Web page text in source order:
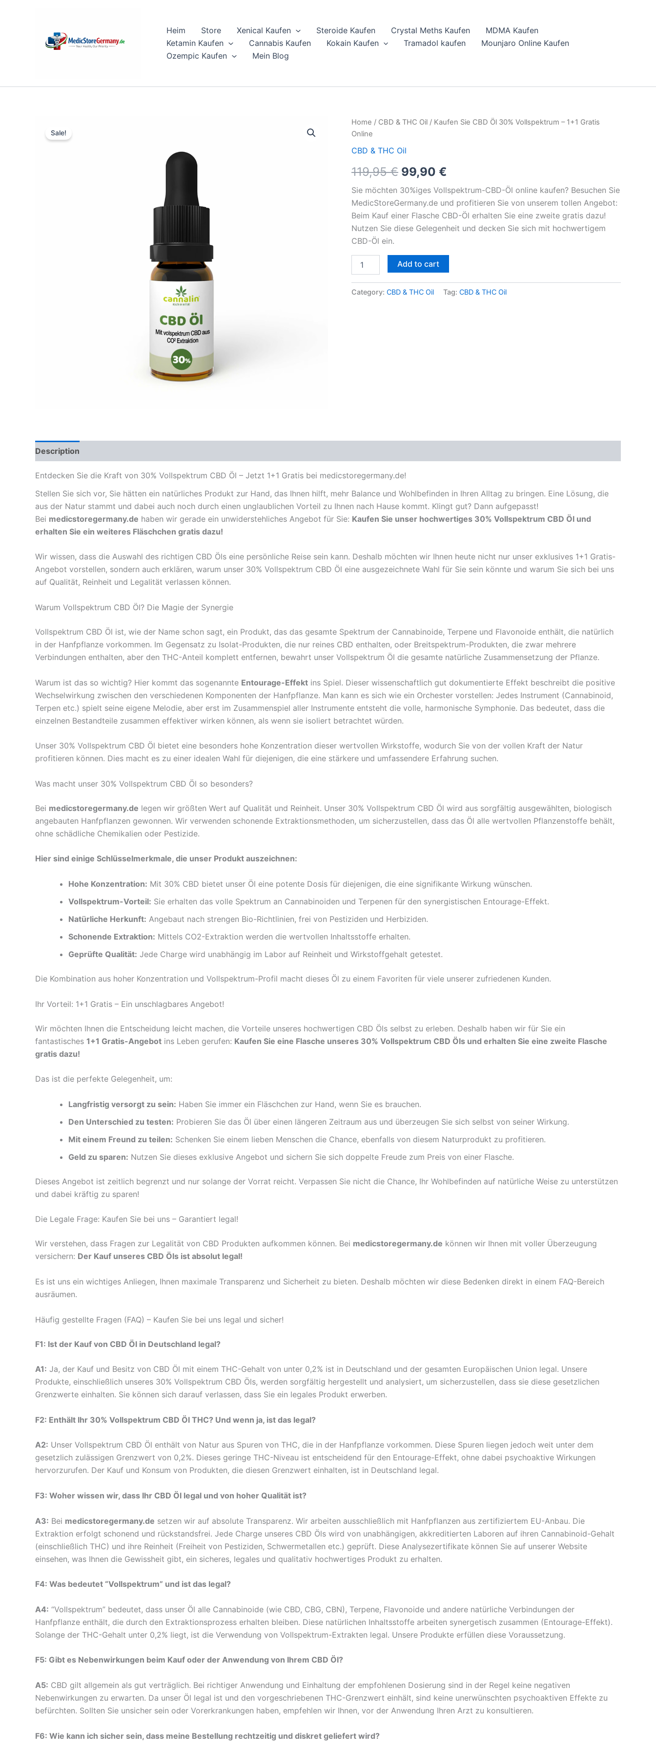
Heim Store Xenical Kaufen Steroide Kaufen Crystal Meths Kaufen
MDMA Kaufen
Ketamin Kaufen
Cannabis Kaufen Kokain Kaufen Tramadol kaufen
Mounjaro Online Kaufen
Ozempic Kaufen
Mein Blog
Sale!
Home / CBD & THC Oil / Kaufen Sie CBD Öl 30% Vollspektrum – 1+1 Gratis
Online
CBD & THC Oil
119,95€
Original
price
119,95 €.
99,90 €
Current
Sie möchten 30%iges Vollspektrum-CBD-Öl online kaufen? Besuchen Sie
MedicStoreGermany.de und profitieren Sie von unserem tollen Angebot:
Beim Kauf einer Flasche CBD-Öl erhalten Sie eine zweite gratis dazu!
Nutzen Sie diese Gelegenheit und decken Sie sich mit hochwertigem
CBD-Öl ein.
Kaufen
Sie
Öl
Vollspektrum
1+1
Gratis
Online
quantity
Add to cart
Category: CBD & THC Oil Tag: CBD & THC Oil
Description
Entdecken Sie die Kraft von 30% Vollspektrum CBD Öl – Jetzt 1+1 Gratis bei medicstoregermany.de!
Stellen Sie sich vor, Sie hätten ein natürliches Produkt zur Hand, das Ihnen hilft, mehr Balance und Wohlbefinden in Ihren Alltag zu bringen. Eine Lösung, die
aus der Natur stammt und dabei auch noch durch einen unglaublichen Vorteil zu Ihnen nach Hause kommt. Klingt gut? Dann aufgepasst!
Bei medicstoregermany.de haben wir gerade ein unwiderstehliches Angebot für Sie: Kaufen Sie unser hochwertiges 30% Vollspektrum CBD Öl und
erhalten Sie ein weiteres Fläschchen gratis dazu!
Wir wissen, dass die Auswahl des richtigen CBD Öls eine persönliche Reise sein kann. Deshalb möchten wir Ihnen heute nicht nur unser exklusives 1+1 Gratis-
Angebot vorstellen, sondern auch erklären, warum unser 30% Vollspektrum CBD Öl eine ausgezeichnete Wahl für Sie sein könnte und warum Sie sich bei uns
auf Qualität, Reinheit und Legalität verlassen können.
Warum Vollspektrum CBD Öl? Die Magie der Synergie
Vollspektrum CBD Öl ist, wie der Name schon sagt, ein Produkt, das das gesamte Spektrum der Cannabinoide, Terpene und Flavonoide enthält, die natürlich
in der Hanfpflanze vorkommen. Im Gegensatz zu Isolat-Produkten, die nur reines CBD enthalten, oder Breitspektrum-Produkten, die zwar mehrere
Verbindungen enthalten, aber den THC-Anteil komplett entfernen, bewahrt unser Vollspektrum Öl die gesamte natürliche Zusammensetzung der Pflanze.
Warum ist das so wichtig? Hier kommt das sogenannte Entourage-Effekt ins Spiel. Dieser wissenschaftlich gut dokumentierte Effekt beschreibt die positive
Wechselwirkung zwischen den verschiedenen Komponenten der Hanfpflanze. Man kann es sich wie ein Orchester vorstellen: Jedes Instrument (Cannabinoid,
Terpen etc.) spielt seine eigene Melodie, aber erst im Zusammenspiel aller Instrumente entsteht die volle, harmonische Symphonie. Das bedeutet, dass die
einzelnen Bestandteile zusammen effektiver wirken können, als wenn sie isoliert betrachtet würden.
Unser 30% Vollspektrum CBD Öl bietet eine besonders hohe Konzentration dieser wertvollen Wirkstoffe, wodurch Sie von der vollen Kraft der Natur
profitieren können. Dies macht es zu einer idealen Wahl für diejenigen, die eine stärkere und umfassendere Erfahrung suchen.
Was macht unser 30% Vollspektrum CBD Öl so besonders?
Bei medicstoregermany.de legen wir größten Wert auf Qualität und Reinheit. Unser 30% Vollspektrum CBD Öl wird aus sorgfältig ausgewählten, biologisch
angebauten Hanfpflanzen gewonnen. Wir verwenden schonende Extraktionsmethoden, um sicherzustellen, dass das Öl alle wertvollen Pflanzenstoffe behält,
ohne schädliche Chemikalien oder Pestizide.
Hier sind einige Schlüsselmerkmale, die unser Produkt auszeichnen:
Hohe Konzentration: Mit 30% CBD bietet unser Öl eine potente Dosis für diejenigen, die eine signifikante Wirkung wünschen.
Vollspektrum-Vorteil: Sie erhalten das volle Spektrum an Cannabinoiden und Terpenen für den synergistischen Entourage-Effekt.
Natürliche Herkunft: Angebaut nach strengen Bio-Richtlinien, frei von Pestiziden und Herbiziden.
Schonende Extraktion: Mittels CO2-Extraktion werden die wertvollen Inhaltsstoffe erhalten.
Geprüfte Qualität: Jede Charge wird unabhängig im Labor auf Reinheit und Wirkstoffgehalt getestet.
Die Kombination aus hoher Konzentration und Vollspektrum-Profil macht dieses Öl zu einem Favoriten für viele unserer zufriedenen Kunden.
Ihr Vorteil: 1+1 Gratis – Ein unschlagbares Angebot!
Wir möchten Ihnen die Entscheidung leicht machen, die Vorteile unseres hochwertigen CBD Öls selbst zu erleben. Deshalb haben wir für Sie ein
fantastisches 1+1 Gratis-Angebot ins Leben gerufen: Kaufen Sie eine Flasche unseres 30% Vollspektrum CBD Öls und erhalten Sie eine zweite Flasche
gratis dazu!
Das ist die perfekte Gelegenheit, um:
Langfristig versorgt zu sein: Haben Sie immer ein Fläschchen zur Hand, wenn Sie es brauchen.
Den Unterschied zu testen: Probieren Sie das Öl über einen längeren Zeitraum aus und überzeugen Sie sich selbst von seiner Wirkung.
Mit einem Freund zu teilen: Schenken Sie einem lieben Menschen die Chance, ebenfalls von diesem Naturprodukt zu profitieren.
Geld zu sparen: Nutzen Sie dieses exklusive Angebot und sichern Sie sich doppelte Freude zum Preis von einer Flasche.
Dieses Angebot ist zeitlich begrenzt und nur solange der Vorrat reicht. Verpassen Sie nicht die Chance, Ihr Wohlbefinden auf natürliche Weise zu unterstützen
und dabei kräftig zu sparen!
Die Legale Frage: Kaufen Sie bei uns – Garantiert legal!
Wir verstehen, dass Fragen zur Legalität von CBD Produkten aufkommen können. Bei medicstoregermany.de können wir Ihnen mit voller Überzeugung
versichern: Der Kauf unseres CBD Öls ist absolut legal!
Es ist uns ein wichtiges Anliegen, Ihnen maximale Transparenz und Sicherheit zu bieten. Deshalb möchten wir diese Bedenken direkt in einem FAQ-Bereich
ausräumen.
Häufig gestellte Fragen (FAQ) – Kaufen Sie bei uns legal und sicher!
F1: Ist der Kauf von CBD Öl in Deutschland legal?
A1: Ja, der Kauf und Besitz von CBD Öl mit einem THC-Gehalt von unter 0,2% ist in Deutschland und der gesamten Europäischen Union legal. Unsere
Produkte, einschließlich unseres 30% Vollspektrum CBD Öls, werden sorgfältig hergestellt und analysiert, um sicherzustellen, dass sie diese gesetzlichen
Grenzwerte einhalten. Sie können sich darauf verlassen, dass Sie ein legales Produkt erwerben.
F2: Enthält Ihr 30% Vollspektrum CBD Öl THC? Und wenn ja, ist das legal?
A2: Unser Vollspektrum CBD Öl enthält von Natur aus Spuren von THC, die in der Hanfpflanze vorkommen. Diese Spuren liegen jedoch weit unter dem
gesetzlich zulässigen Grenzwert von 0,2%. Dieses geringe THC-Niveau ist entscheidend für den Entourage-Effekt, ohne dabei psychoaktive Wirkungen
hervorzurufen. Der Kauf und Konsum von Produkten, die diesen Grenzwert einhalten, ist in Deutschland legal.
F3: Woher wissen wir, dass Ihr CBD Öl legal und von hoher Qualität ist?
A3: Bei medicstoregermany.de setzen wir auf absolute Transparenz. Wir arbeiten ausschließlich mit Hanfpflanzen aus zertifiziertem EU-Anbau. Die
Extraktion erfolgt schonend und rückstandsfrei. Jede Charge unseres CBD Öls wird von unabhängigen, akkreditierten Laboren auf ihren Cannabinoid-Gehalt
(einschließlich THC) und ihre Reinheit (Freiheit von Pestiziden, Schwermetallen etc.) geprüft. Diese Analysezertifikate können Sie auf unserer Website
einsehen, was Ihnen die Gewissheit gibt, ein sicheres, legales und qualitativ hochwertiges Produkt zu erhalten.
F4: Was bedeutet “Vollspektrum” und ist das legal?
A4: “Vollspektrum” bedeutet, dass unser Öl alle Cannabinoide (wie CBD, CBG, CBN), Terpene, Flavonoide und andere natürliche Verbindungen der
Hanfpflanze enthält, die durch den Extraktionsprozess erhalten bleiben. Diese natürlichen Inhaltsstoffe arbeiten synergetisch zusammen (Entourage-Effekt).
Solange der THC-Gehalt unter 0,2% liegt, ist die Verwendung von Vollspektrum-Extrakten legal. Unsere Produkte erfüllen diese Voraussetzung.
F5: Gibt es Nebenwirkungen beim Kauf oder der Anwendung von Ihrem CBD Öl?
A5: CBD gilt allgemein als gut verträglich. Bei richtiger Anwendung und Einhaltung der empfohlenen Dosierung sind in der Regel keine negativen
Nebenwirkungen zu erwarten. Da unser Öl legal ist und den vorgeschriebenen THC-Grenzwert einhält, sind keine unerwünschten psychoaktiven Effekte zu
befürchten. Sollten Sie unsicher sein oder Vorerkrankungen haben, empfehlen wir Ihnen, vor der Anwendung Ihren Arzt zu konsultieren.
F6: Wie kann ich sicher sein, dass meine Bestellung rechtzeitig und diskret geliefert wird?